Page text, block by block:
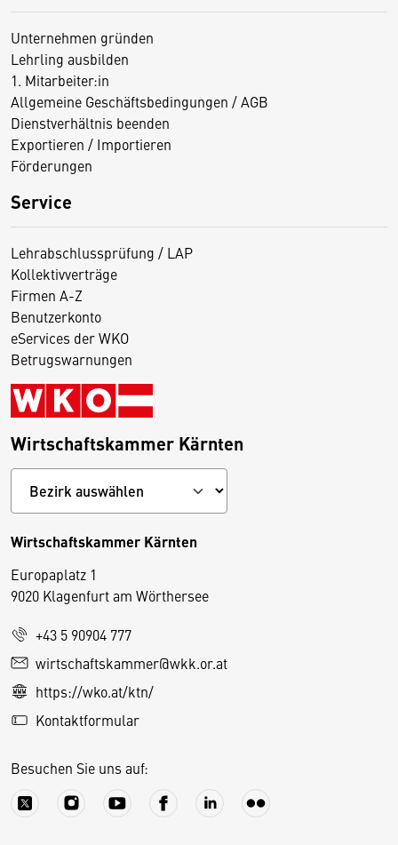
Unternehmen gründen
Lehrling ausbilden
1. Mitarbeiter:in
Allgemeine Geschäftsbedingungen / AGB
Dienstverhältnis beenden
Exportieren / Importieren
Förderungen
Service
Lehrabschlussprüfung / LAP
Kollektivverträge
Firmen A-Z
Benutzerkonto
eServices der WKO
Betrugswarnungen
Wirtschaftskammer Kärnten
Wirtschaftskammer Kärnten
Europaplatz 1
9020 Klagenfurt am Wörthersee
+43 5 90904 777
wirtschaftskammer@wkk.or.at
https://wko.at/ktn/
Kontaktformular
Besuchen Sie uns auf:
D
e
s
S
e